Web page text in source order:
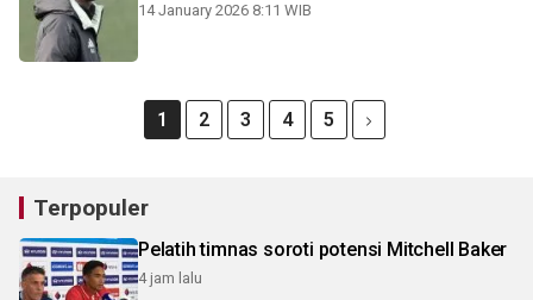
14 January 2026 8:11 WIB
1 2 3 4 5
Terpopuler
Pelatih timnas soroti potensi Mitchell Baker
4 jam lalu